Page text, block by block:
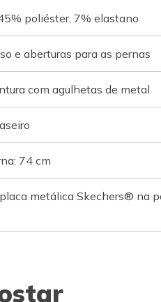
poliéster, 7% elastano
e aberturas para as pernas
com agulhetas de metal
74 cm
metálica Skechers® na